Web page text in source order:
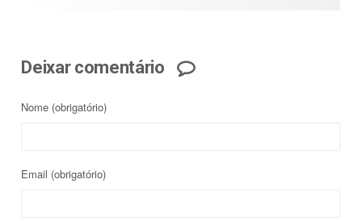
Deixar comentário
Nome (obrigatório)
Email (obrigatório)